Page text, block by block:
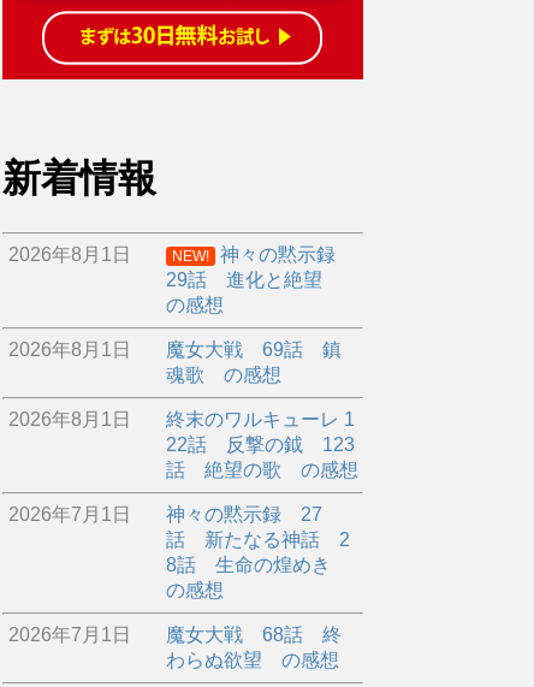
新着情報
2026年8月1日 NEW!
神々の黙示録
29話 進化と絶望
の感想
2026年8月1日
魔女大戦 69話 鎮
魂歌 の感想
2026年8月1日
終末のワルキューレ 1
22話 反撃の鉞 123
話 絶望の歌 の感想
2026年7月1日
神々の黙示録 27
話 新たなる神話 2
8話 生命の煌めき
の感想
2026年7月1日
魔女大戦 68話 終
わらぬ欲望 の感想